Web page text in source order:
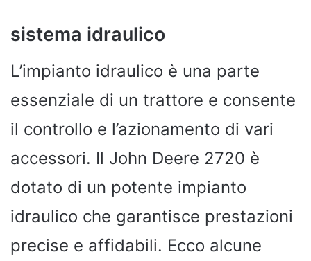
sistema idraulico
L’impianto idraulico è una parte
essenziale di un trattore e consente
il controllo e l’azionamento di vari
accessori. Il John Deere 2720 è
dotato di un potente impianto
idraulico che garantisce prestazioni
precise e affidabili. Ecco alcune